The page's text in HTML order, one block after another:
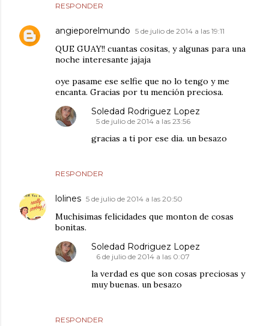
RESPONDER
angieporelmundo 5 de julio de 2014 a las 19:11
QUE GUAY!! cuantas cositas, y algunas para una
noche interesante jajaja
oye pasame ese selfie que no lo tengo y me
encanta. Gracias por tu mención preciosa.
RESPONDER
Soledad Rodriguez Lopez
5 de julio de 2014 a las 23:56
gracias a ti por ese dia. un besazo
lolines 5 de julio de 2014 a las 20:50
Muchisimas felicidades que monton de cosas
bonitas.
RESPONDER
Soledad Rodriguez Lopez
6 de julio de 2014 a las 0:07
la verdad es que son cosas preciosas y
muy buenas. un besazo